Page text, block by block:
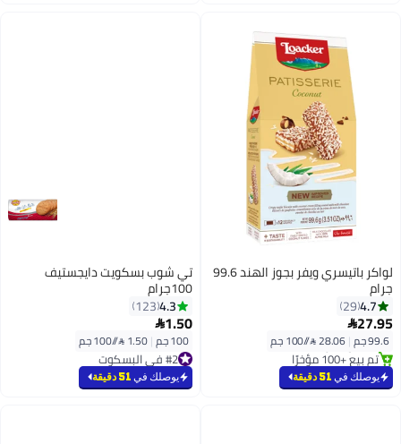
لواكر باتيسري ويفر بجوز الهند 99.6
جرام
4.7
29
27.95
99.6 جم |
#3 في الويفر
بتخلّص بسرعة
تم بيع +100 مؤخرًا
#3 في الويفر
يوصلك في 51 دقيقة
تي شوب بسكويت دايجستيف
100جرام
4.3
123
1.50
100 جم | #2 في البسكوت
بتخلّص بسرعة
#2 في البسكوت
يوصلك في 51 دقيقة